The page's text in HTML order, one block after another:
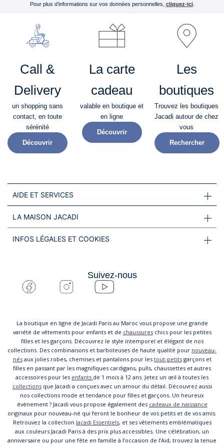
Pour plus d’informations sur vos données personnelles, cliquez-ici.
Call &
Delivery
un shopping sans
contact, en toute
sérénité​
Découvrir
La carte
cadeau
valable en boutique et
en ligne
Découvrir
Les
boutiques
Trouvez les boutiques
Jacadi autour de chez
vous
Rechercher
AIDE ET SERVICES
LA MAISON JACADI
INFOS LÉGALES ET COOKIES
Suivez-nous
La boutique en ligne de Jacadi Paris au Maroc vous propose une grande
variété de vêtements pour enfants et de chaussureschics pour les petites
filles et les garçons. Découvrez le style intemporel et élégant de nos
collections. Des combinaisons et barboteuses de haute qualité pour nouveau-
nésaux jolies robes, chemises et pantalons pour les tout-petitsgarçons et
filles en passant par les magnifiques cardigans, pulls, chaussettes et autres
accessoires pour les enfants de 1 mois à 12 ans. Jetez un œil à toutes les
collectionsque Jacadi a conçues avec un amour du détail. Découvrez aussi
nos collections mode et tendance pour filles et garçons. Un heureux
évènement ? Jacadi vous propose également des cadeaux de naissance
originaux pour nouveau-né qui feront le bonheur de vos petits et de vos amis.
Retrouvez la collection Jacadi Essentiels, et ses vêtements emblématiques
aux couleurs Jacadi Paris à des prix plus accessibles. Une célébration, un
anniversaire ou pour une fête en famille à l’occasion de l’Aid, trouvez la tenue